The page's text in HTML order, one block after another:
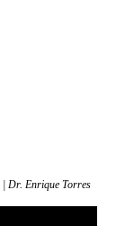
| Dr. Enrique Torres